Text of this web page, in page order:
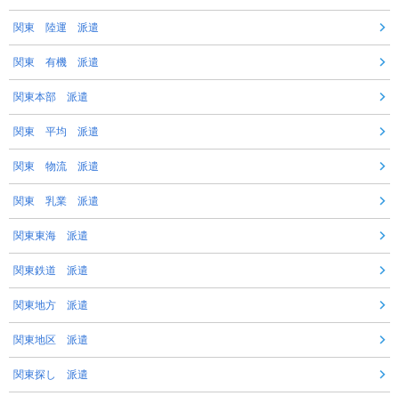
関東 陸運 派遣
関東 有機 派遣
関東本部 派遣
関東 平均 派遣
関東 物流 派遣
関東 乳業 派遣
関東東海 派遣
関東鉄道 派遣
関東地方 派遣
関東地区 派遣
関東探し 派遣